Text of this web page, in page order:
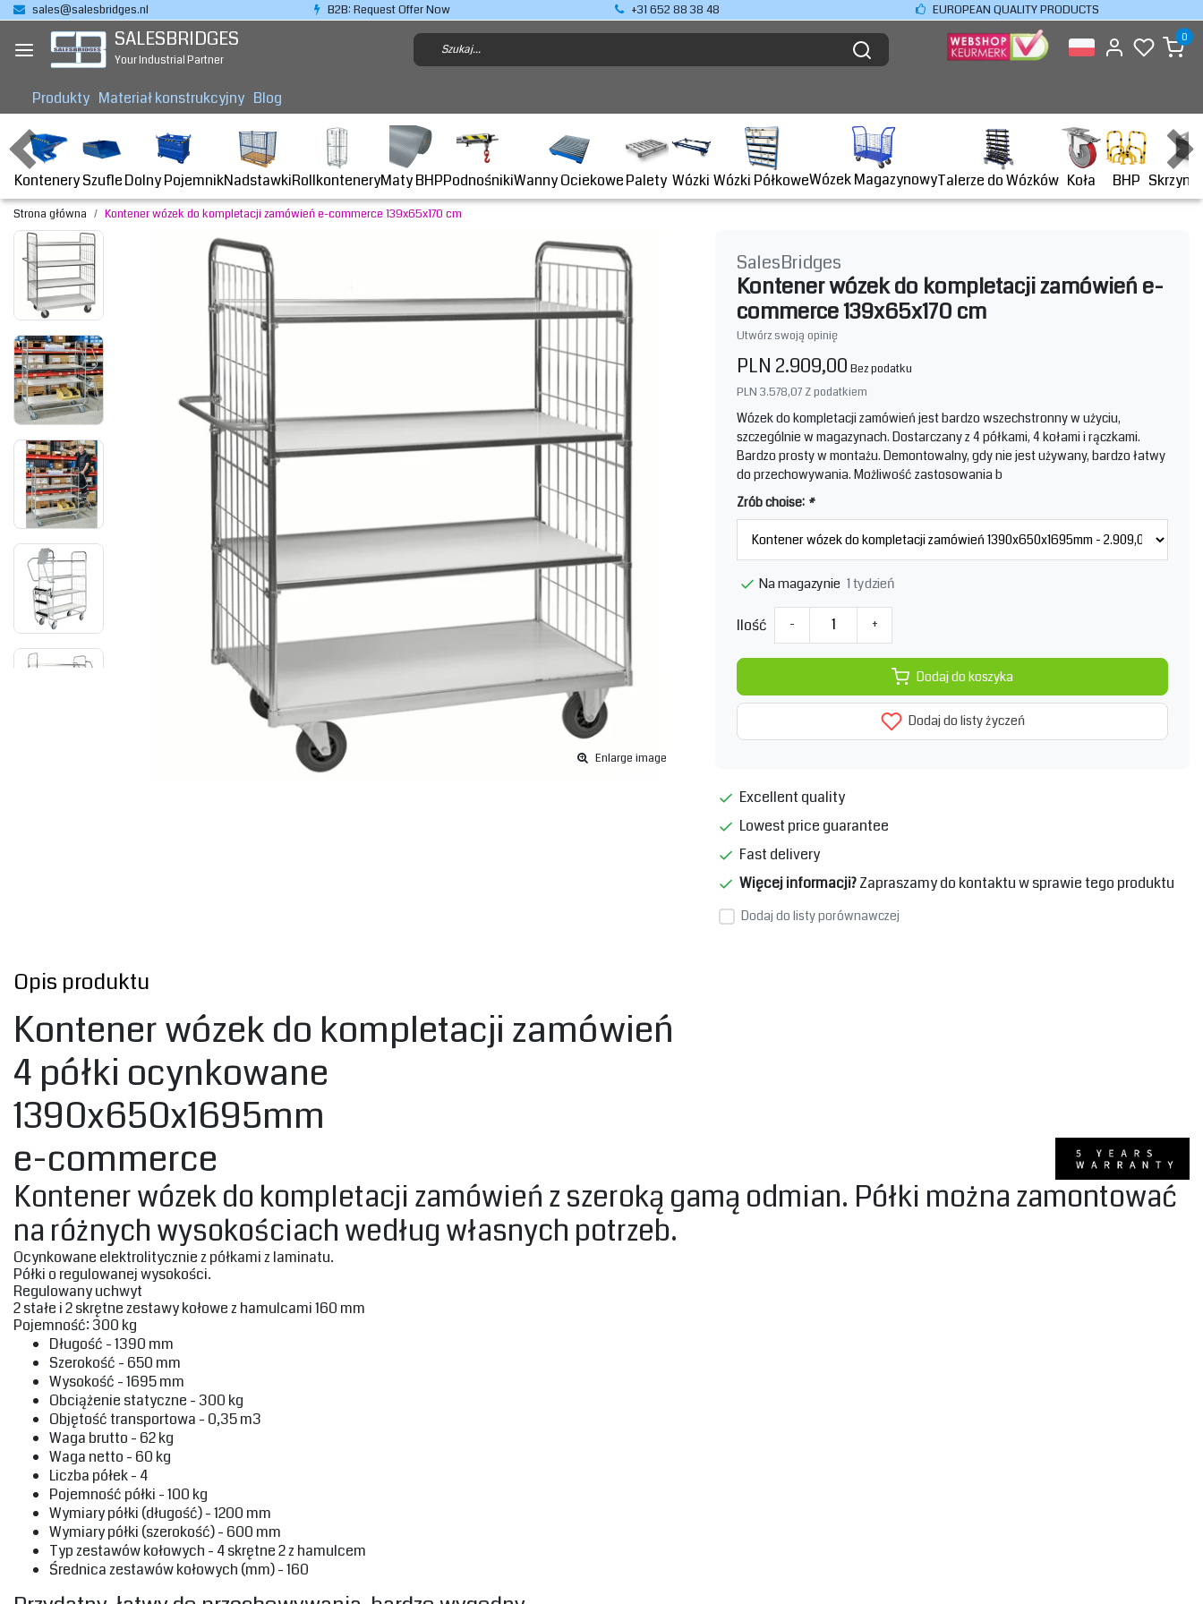
sales@salesbridges.nl B2B: Request Offer Now +31 652 88 38 48 EUROPEAN QUALITY PRODUCTS
SALESBRIDGES
Your Industrial Partner
0
Produkty Materiał konstrukcyjny Blog
KontenerySzufleDolny PojemnikNadstawkiRollkonteneryMaty BHPPodnośnikiWanny OciekowePalety Wózki Wózki PółkoweWózek MagazynowyTalerze do Wózków Koła BHP
Strona główna Kontener wózek do kompletacji zamówień e-commerce 139x65x170 cm
Enlarge image
SalesBridges
Kontener wózek do kompletacji zamówień e-
commerce 139x65x170 cm
Utwórz swoją opinię
PLN 2.909,00 Bez podatku
PLN 3.578,07 Z podatkiem
Wózek do kompletacji zamówień jest bardzo wszechstronny w użyciu,
szczególnie w magazynach. Dostarczany z 4 półkami, 4 kołami i rączkami.
Bardzo prosty w montażu. Demontowalny, gdy nie jest używany, bardzo łatwy
do przechowywania. Możliwość zastosowania b
Zrób choise: *
Na magazynie 1 tydzień
Ilość - +
Dodaj do koszyka
Dodaj do listy życzeń
Excellent quality
Lowest price guarantee
Fast delivery
Więcej informacji?Zapraszamy do kontaktu w sprawie tego produktu
Dodaj do listy porównawczej
Opis produktu
Kontener wózek do kompletacji zamówień
4 ‎półki ocynkowane
1390x650x1695m‎m
e-commerce
Kontener wózek do kompletacji zamówień z szeroką gamą odmian. Półki można zamontować
na różnych wysokościach według własnych potrzeb. ‎
‎Ocynkowane elektrolitycznie z półkami z laminatu.
Półki o regulowanej wysokości.
Regulowany‎ uchwyt
‎2 stałe i 2 skrętne zestawy kołowe z hamulcami 160 mm‎
Pojemność‎‎: 300 kg‎
‎Długość - 1390 mm‎
‎Szerokość - 650 mm‎
‎Wysokość - 1695 mm‎
‎Obciążenie statyczne - 300 kg‎
‎Objętość transportowa - 0,35 m3‎
‎Waga brutto - 62 kg‎
‎Waga netto - 60 kg‎
‎Liczba półek - 4‎
‎Pojemność półki - 100 kg‎
‎Wymiary półki (długość) - 1200 mm‎
‎Wymiary półki (szerokość) - 600 mm‎
‎Typ zestawów kołowych - 4 skrętne 2 z hamulcem‎
‎Średnica zestawów kołowych (mm) - 160